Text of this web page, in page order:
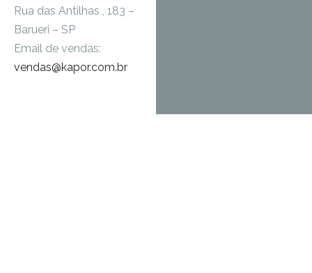
Rua das Antilhas , 183 –
Barueri – SP
Email de vendas:
vendas@kapor.com.br